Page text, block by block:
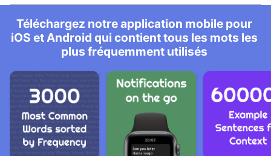
Téléchargez notre application mobile pour
iOS et Android qui contient tous les mots les
plus fréquemment utilisés